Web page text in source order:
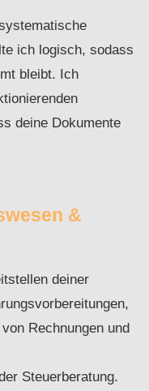
ich logisch, sodass
bleibt. Ich
deine Dokumente
&
deiner
Rechnungen und
Steuerberatung.